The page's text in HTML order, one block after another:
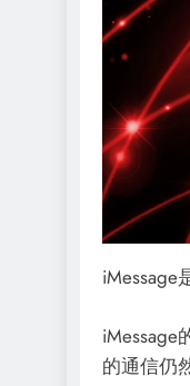
iMessage
iMessage
的通信仍